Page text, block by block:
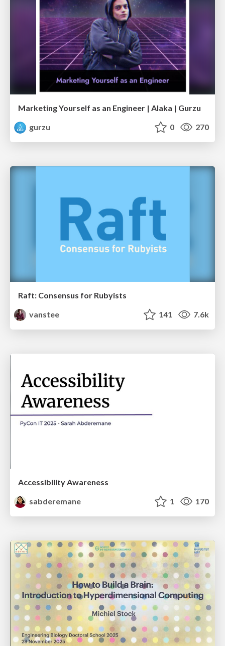
Marketing Yourself as an Engineer | Alaka | Gurzu
gurzu
0 270
Raft: Consensus for Rubyists
vanstee
141 7.6k
Accessibility Awareness
sabderemane
1 170